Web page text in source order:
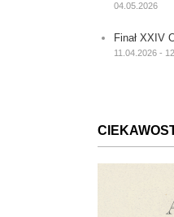
04.05.2026
Finał XXIV
11.04.2026 -